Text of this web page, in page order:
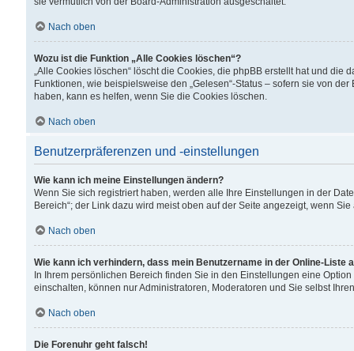
Nach oben
Wozu ist die Funktion „Alle Cookies löschen“?
„Alle Cookies löschen“ löscht die Cookies, die phpBB erstellt hat und
Funktionen, wie beispielsweise den „Gelesen“-Status – sofern sie von
haben, kann es helfen, wenn Sie die Cookies löschen.
Nach oben
Benutzerpräferenzen und -einstellungen
Wie kann ich meine Einstellungen ändern?
Wenn Sie sich registriert haben, werden alle Ihre Einstellungen in der
Bereich“; der Link dazu wird meist oben auf der Seite angezeigt, wenn
Nach oben
Wie kann ich verhindern, dass mein Benutzername in der Online-Liste
In Ihrem persönlichen Bereich finden Sie in den Einstellungen eine
einschalten, können nur Administratoren, Moderatoren und Sie selbst
Nach oben
Die Forenuhr geht falsch!